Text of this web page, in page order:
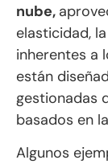
nube,
elasticidad,
inherentes a
están
gestionadas
basados en
Algunos